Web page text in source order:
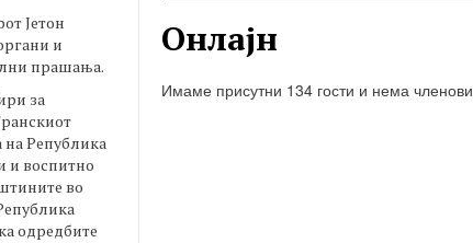
Јетон
и
прашања.
за
на Република
и воспитно
во
одредбите
Онлајн
Имаме присутни 134 гости и нема членови